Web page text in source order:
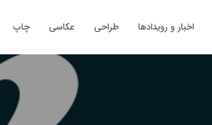
اخبار و رویدادها طراحی عکاسی چاپ